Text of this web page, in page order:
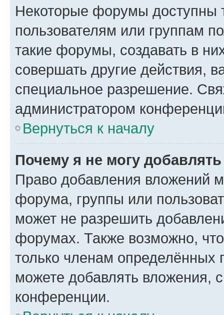
Некоторые форумы доступны
пользователям или группам
такие форумы, создавать в
совершать другие действия,
специальное разрешение.
администратором
Вернуться к началу
Почему я не могу
Право добавления вложений
форума, группы или
может не разрешить
форумах. Также возможно,
только членам определённых
можете добавлять вложения,
конференции.